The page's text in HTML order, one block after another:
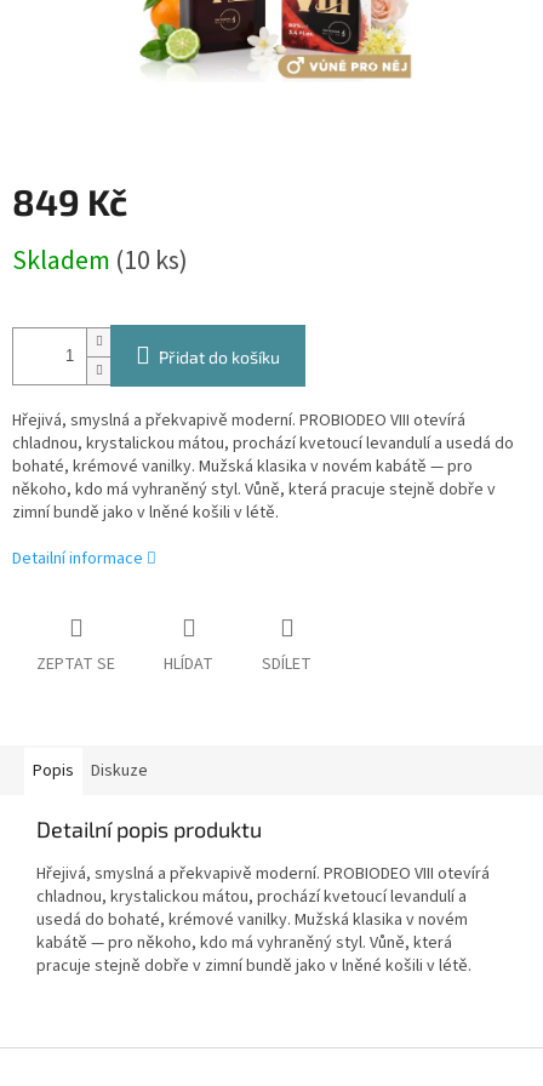
849 Kč
cena:
Skladem (10 ks)
Přidat do košíku
Hřejivá, smyslná a překvapivě moderní. PROBIODEO VIII otevírá
chladnou, krystalickou mátou, prochází kvetoucí levandulí a usedá do
bohaté, krémové vanilky. Mužská klasika v novém kabátě — pro
někoho, kdo má vyhraněný styl. Vůně, která pracuje stejně dobře v
zimní bundě jako v lněné košili v létě.
Detailní informace
ZEPTAT SE HLÍDAT SDÍLET
Popis Diskuze
Detailní popis produktu
Hřejivá, smyslná a překvapivě moderní. PROBIODEO VIII otevírá
chladnou, krystalickou mátou, prochází kvetoucí levandulí a
usedá do bohaté, krémové vanilky. Mužská klasika v novém
kabátě — pro někoho, kdo má vyhraněný styl. Vůně, která
pracuje stejně dobře v zimní bundě jako v lněné košili v létě.